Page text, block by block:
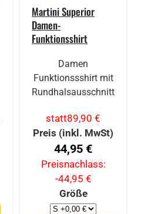
Martini Superior
Damen-
Funktionsshirt
Damen
Funktionssshirt mit
Rundhalsausschnitt
statt89,90 €
Preis (inkl. MwSt)
44,95 €
Preisnachlass:
-44,95 €
Größe